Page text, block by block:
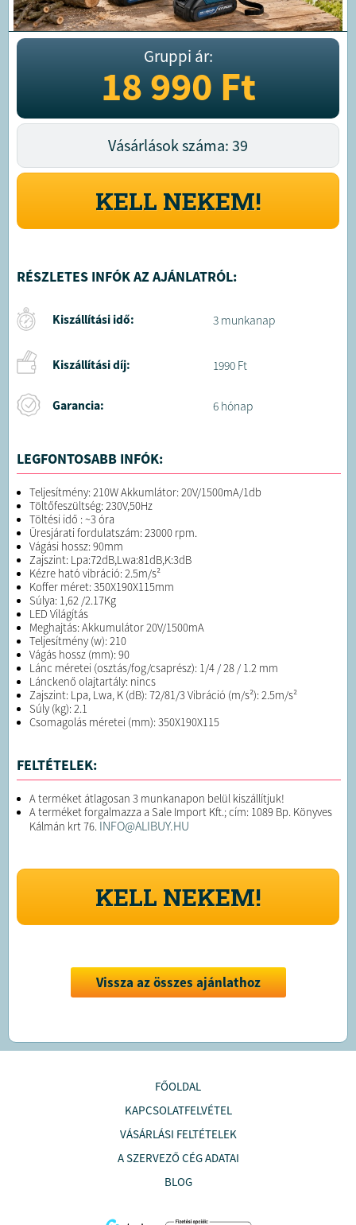
Gruppi ár:
18 990Ft
Vásárlások száma: 39
KELL NEKEM!
RÉSZLETES INFÓK AZ AJÁNLATRÓL:
Kiszállítási idő: 3 munkanap
Kiszállítási díj: 1990 Ft
Garancia: 6 hónap
LEGFONTOSABB INFÓK:
Teljesítmény: 210W Akkumlátor: 20V/1500mA/1db
Töltőfeszültség: 230V,50Hz
Töltési idő : ~3 óra
Üresjárati fordulatszám: 23000 rpm.
Vágási hossz: 90mm
Zajszint: Lpa:72dB,Lwa:81dB,K:3dB
Kézre ható vibráció: 2.5m/s²
Koffer méret: 350X190X115mm
Súlya: 1,62 /2.17Kg
LED Világítás
Meghajtás: Akkumulátor 20V/1500mA
Teljesítmény (w): 210
Vágás hossz (mm): 90
Lánc méretei (osztás/fog/csaprész): 1/4 / 28 / 1.2 mm
Lánckenő olajtartály: nincs
Zajszint: Lpa, Lwa, K (dB): 72/81/3 Vibráció (m/s²): 2.5m/s²
Súly (kg): 2.1
Csomagolás méretei (mm): 350X190X115
FELTÉTELEK:
A terméket átlagosan 3 munkanapon belül kiszállítjuk!
A terméket forgalmazza a Sale Import Kft.; cím: 1089 Bp. Könyves
Kálmán krt 76. INFO@ALIBUY.HU
KELL NEKEM!
Vissza az összes ajánlathoz
FŐOLDAL
KAPCSOLATFELVÉTEL
VÁSÁRLÁSI FELTÉTELEK
A SZERVEZŐ CÉG ADATAI
BLOG